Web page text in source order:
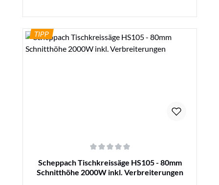
TIPP
Scheppach Tischkreissäge HS105 - 80mm
Schnitthöhe 2000W inkl. Verbreiterungen